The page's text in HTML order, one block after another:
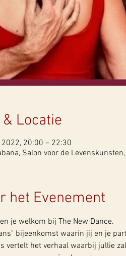
Locatie
2022, 20:00 – 22:30
Salon voor de
het Evenement
je welkom bij The New Dance.
bijeenkomst waarin jij en je
vertelt het verhaal waarbij jullie